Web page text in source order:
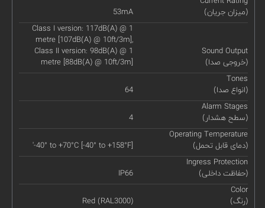
(میزان جریان)
53mA
Sound Output
(خروجی صدا)
Class I version: 117dB(A) @ 1
metre [107dB(A) @ 10ft/3m],
Class II version: 98dB(A) @ 1
metre [88dB(A) @ 10ft/3m]
Tones
(انواع صدا)
64
Alarm Stages
(سطح هشدار)
4
Operating Temperature
(دمای قابل تحمل)
'-40° to +70°C [-40° to +158°F]
Ingress Protection
(حفاظت داخلی)
IP66
Color
(رنگ)
Red (RAL3000)